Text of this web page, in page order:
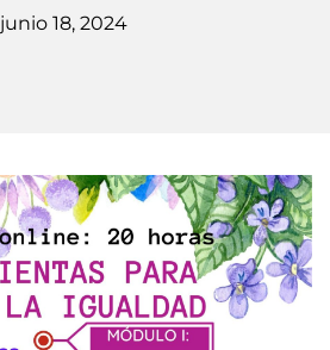
junio 18, 2024